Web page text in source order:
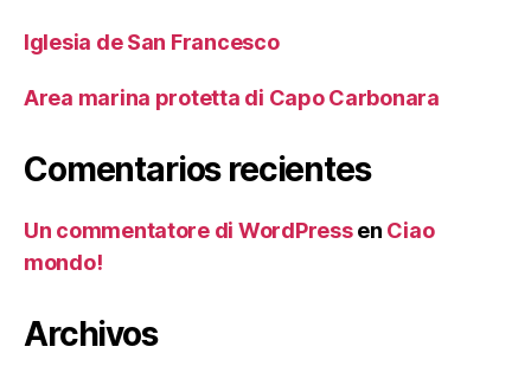
Iglesia de San Francesco
Area marina protetta di Capo Carbonara
Comentarios recientes
Un commentatore di WordPressen Ciao
mondo!
Archivos